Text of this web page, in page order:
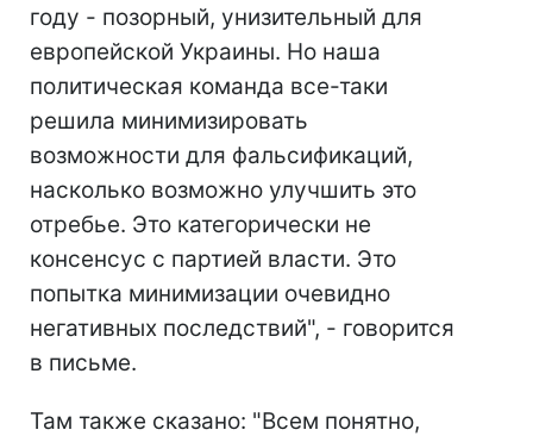
году - позорный, унизительный для
европейской Украины. Но наша
политическая команда все-таки
решила минимизировать
возможности для фальсификаций,
насколько возможно улучшить это
отребье. Это категорически не
консенсус с партией власти. Это
попытка минимизации очевидно
негативных последствий", - говорится
в письме.
Там также сказано: "Всем понятно,